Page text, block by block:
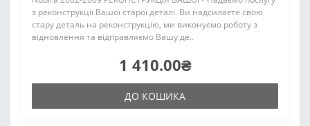
з реконструкції Вашої старої деталі. Ви надсилаєте свою
стару деталь на реконструкцію, ми виконуємо роботу з
відновлення та відправляємо Вашу де..
1 410.00₴
ДО КОШИКА